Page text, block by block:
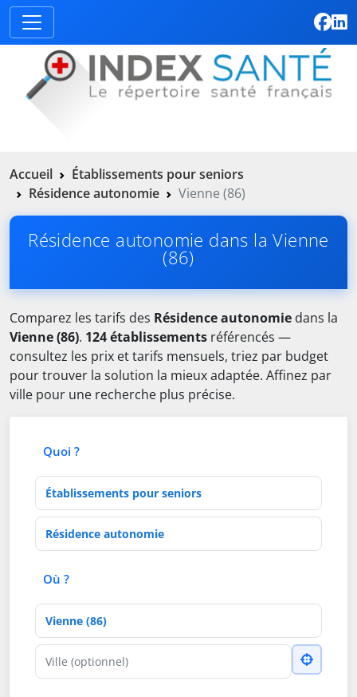
Accueil
Établissements pour seniors
Résidence autonomie
Vienne (86)
Résidence autonomie dans la Vienne
(86)
Comparez les tarifs des Résidence autonomie dans la
Vienne (86). 124 établissements référencés —
consultez les prix et tarifs mensuels, triez par budget
pour trouver la solution la mieux adaptée. Affinez par
ville pour une recherche plus précise.
Quoi ?
Type d'établissement
Activités de soins
Où ?
Département
Ville